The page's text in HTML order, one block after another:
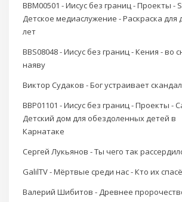
BBM00501 - Иисус без границ - Проекты -
Детское медиаслужение - Раскраска для
лет
BBS08048 - Иисус без границ - Кения - во
наяву
Виктор Судаков - Бог устраивает
BBP01101 - Иисус без границ - Проекты -
Детский дом для обездоленных детей в
Карнатаке
Сергей Лукьянов - Ты чего так
GalilTV - Мёртвые среди нас - Кто их
Валерий Шибитов - Древнее